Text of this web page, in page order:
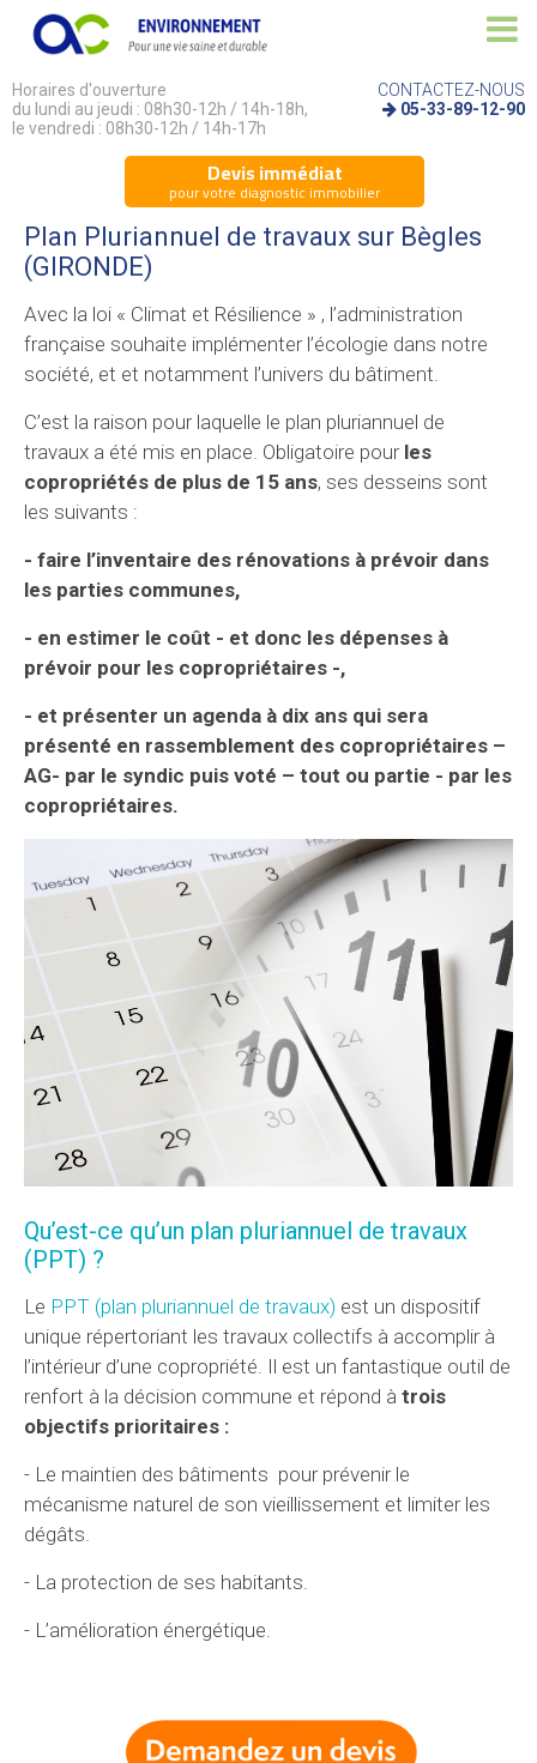
Horaires d'ouverture
du lundi au jeudi : 08h30-12h / 14h-18h,
le vendredi : 08h30-12h / 14h-17h
CONTACTEZ-NOUS
05-33-89-12-90
Devis immédiat
pour votre diagnostic immobilier
Plan Pluriannuel de travaux sur Bègles
(GIRONDE)
Avec la loi « Climat et Résilience » , l’administration
française souhaite implémenter l’écologie dans notre
société, et et notamment l’univers du bâtiment.
C’est la raison pour laquelle le plan pluriannuel de
travaux a été mis en place. Obligatoire pour les
copropriétés de plus de 15 ans, ses desseins sont
les suivants :
- faire l’inventaire des rénovations à prévoir dans
les parties communes,
- en estimer le coût - et donc les dépenses à
prévoir pour les copropriétaires -,
- et présenter un agenda à dix ans qui sera
présenté en rassemblement des copropriétaires –
AG- par le syndic puis voté – tout ou partie - par les
copropriétaires.
Qu’est-ce qu’un plan pluriannuel de travaux
(PPT) ?
Le PPT (plan pluriannuel de travaux) est un dispositif
unique répertoriant les travaux collectifs à accomplir à
l’intérieur d’une copropriété. Il est un fantastique outil de
renfort à la décision commune et répond à trois
objectifs prioritaires :
- Le maintien des bâtiments pour prévenir le
mécanisme naturel de son vieillissement et limiter les
dégâts.
- La protection de ses habitants.
- L’amélioration énergétique.